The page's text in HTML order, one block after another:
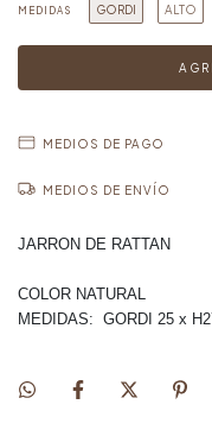
MEDIDAS GORDI ALTO
MEDIOS DE PAGO
MEDIOS DE ENVÍO
JARRON DE RATTAN
COLOR NATURAL
MEDIDAS: GORDI 25 x